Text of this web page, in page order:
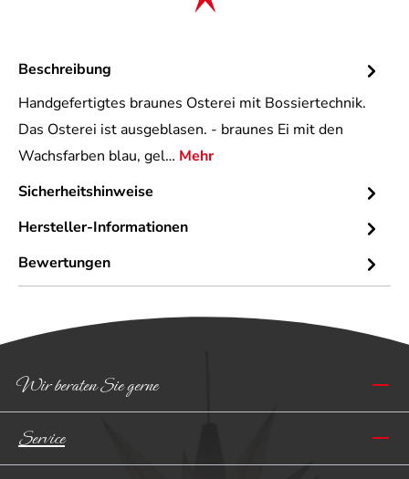
Beschreibung
Handgefertigtes braunes Osterei mit Bossiertechnik.
Das Osterei ist ausgeblasen. - braunes Ei mit den
Wachsfarben blau, gel… Mehr
Sicherheitshinweise
Hersteller-Informationen
Bewertungen
Wir beraten Sie gerne
Service